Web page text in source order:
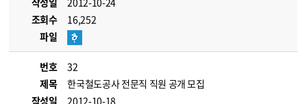
조회수
16,252
파일
번호
32
제목
한국철도공사 전문직 직원 공개 모집
작성일
2012-10-18